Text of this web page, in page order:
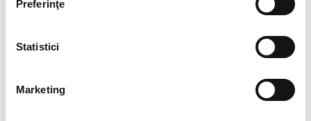
Preferinţe
Statistici
Marketing